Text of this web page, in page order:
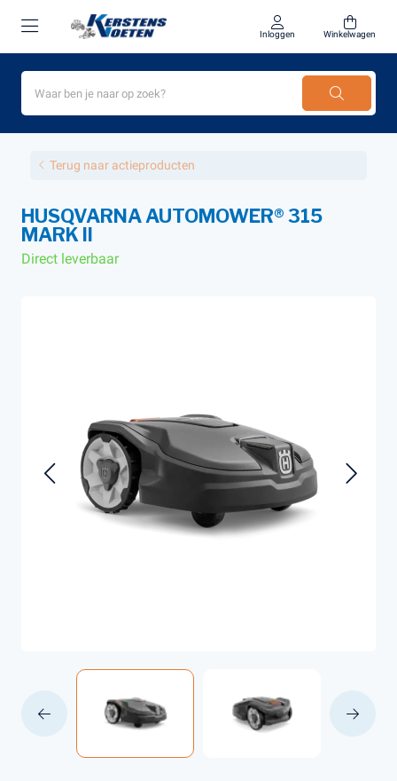
Inloggen Winkelwagen
Terug naar actieproducten
HUSQVARNA AUTOMOWER® 315
MARK II
Direct leverbaar